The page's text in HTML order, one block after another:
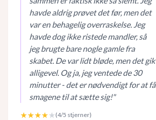
havde aldrig prøvet det før, men det
var en behagelig overraskelse. Jeg
havde dog ikke ristede mandler, så
jeg brugte bare nogle gamle fra
skabet. De var lidt bløde, men det gik
alligevel. Og ja, jeg ventede de 30
minutter - det er nødvendigt for at få
smagene til at sætte sig!"
★★★★★ (4/5 stjerner)